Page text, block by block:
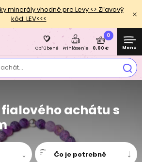
minerály vhodné pre Levy <> Zľavový
kód: LEV<<<
Obľúbené Prihlásenie
0
0,00 € Menu
achátu s
Čo je potrebné